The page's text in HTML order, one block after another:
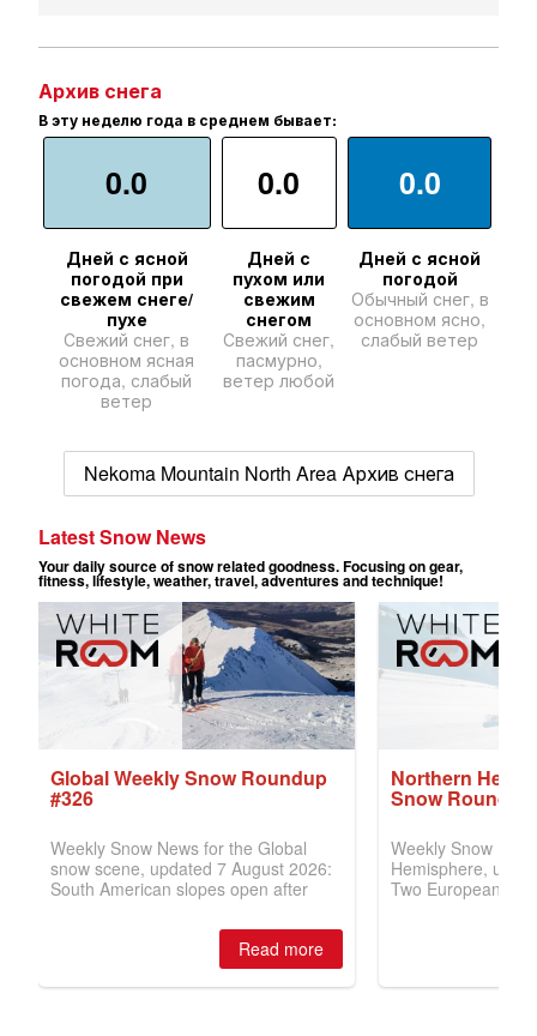
Архив снега
В эту неделю года в среднем бывает:
0.0
Дней с ясной
погодой при
свежем снеге/
пухе
Свежий снег, в
основном ясная
погода, слабый
ветер
0.0
Дней с
пухом или
свежим
снегом
Свежий снег,
пасмурно,
ветер любой
0.0
Дней с ясной
погодой
Обычный снег, в
основном ясно,
слабый ветер
Nekoma Mountain North Area Архив снега